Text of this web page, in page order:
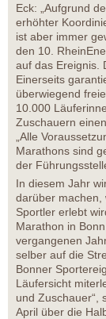
Eck: „Aufgrund
erhöhter
ist aber immer
den 10.
auf das Ereignis.
Einerseits
überwiegend
10.000
Zuschauern
„Alle
Marathons sind
der
In diesem Jahr
darüber machen,
Sportler erlebt
Marathon in
vergangenen
selber auf die
Bonner
Läufersicht
und Zuschauer“,
April über die